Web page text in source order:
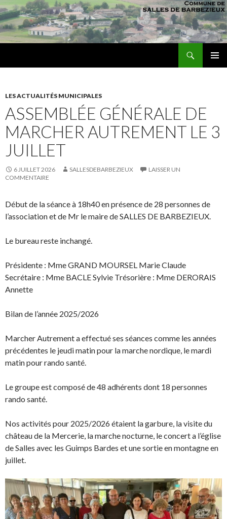
LES ACTUALITÉS MUNICIPALES
ASSEMBLÉE GÉNÉRALE DE
MARCHER AUTREMENT LE 3
JUILLET
6 JUILLET 2026 SALLESDEBARBEZIEUX
LAISSER UN
COMMENTAIRE
Début de la séance à 18h40 en présence de 28 personnes de
l’association et de Mr le maire de SALLES DE BARBEZIEUX.
Le bureau reste inchangé.
Présidente : Mme GRAND MOURSEL Marie Claude
Secrétaire : Mme BACLE Sylvie Trésorière : Mme DERORAIS
Annette
Bilan de l’année 2025/2026
Marcher Autrement a effectué ses séances comme les années
précédentes le jeudi matin pour la marche nordique, le mardi
matin pour rando santé.
Le groupe est composé de 48 adhérents dont 18 personnes
rando santé.
Nos activités pour 2025/2026 étaient la garbure, la visite du
château de la Mercerie, la marche nocturne, le concert a l’église
de Salles avec les Guimps Bardes et une sortie en montagne en
juillet.